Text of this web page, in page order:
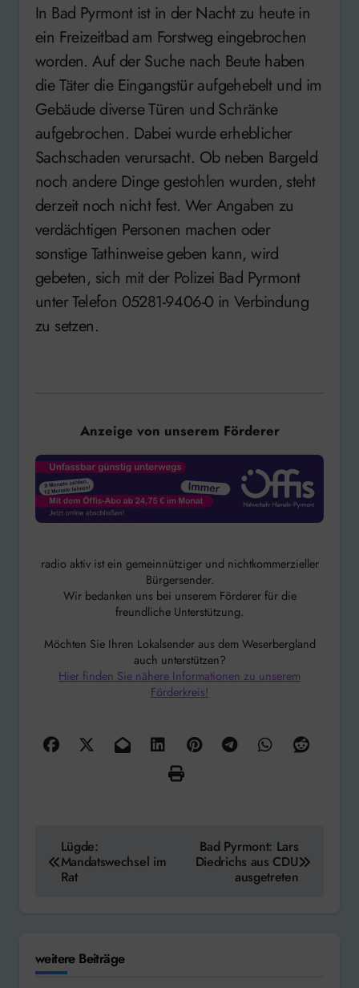
In Bad Pyrmont ist in der Nacht zu heute in
ein Freizeitbad am Forstweg eingebrochen
worden. Auf der Suche nach Beute haben
die Täter die Eingangstür aufgehebelt und im
Gebäude diverse Türen und Schränke
aufgebrochen. Dabei wurde erheblicher
Sachschaden verursacht. Ob neben Bargeld
noch andere Dinge gestohlen wurden, steht
derzeit noch nicht fest. Wer Angaben zu
verdächtigen Personen machen oder
sonstige Tathinweise geben kann, wird
gebeten, sich mit der Polizei Bad Pyrmont
unter Telefon 05281-9406-0 in Verbindung
zu setzen.
Anzeige von unserem Förderer
radio aktiv ist ein gemeinnütziger und nichtkommerzieller
Bürgersender.
Wir bedanken uns bei unserem Förderer für die
freundliche Unterstützung.
Möchten Sie Ihren Lokalsender aus dem Weserbergland
auch unterstützen?
Hier finden Sie nähere Informationen zu unserem
Förderkreis!
Beitragsnavigation
Lügde:
Mandatswechsel im
Rat
Bad Pyrmont: Lars
Diedrichs aus CDU
ausgetreten
weitere Beiträge